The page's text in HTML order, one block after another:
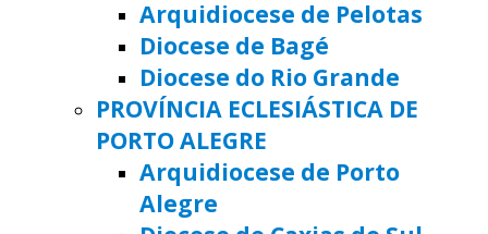
Arquidiocese de Pelotas
Diocese de Bagé
Diocese do Rio Grande
PROVÍNCIA ECLESIÁSTICA DE
PORTO ALEGRE
Arquidiocese de Porto
Alegre